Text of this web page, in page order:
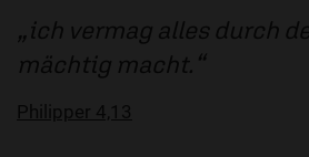
ich vermag alles durch
mächtig macht.
Philipper 4,13